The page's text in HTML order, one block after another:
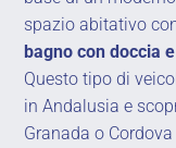
spazio abitativo
bagno con doccia
Questo tipo di
in Andalusia e
Granada o